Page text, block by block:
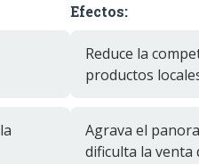
Efectos:
Reduce la
productos
Agrava el
dificulta la venta